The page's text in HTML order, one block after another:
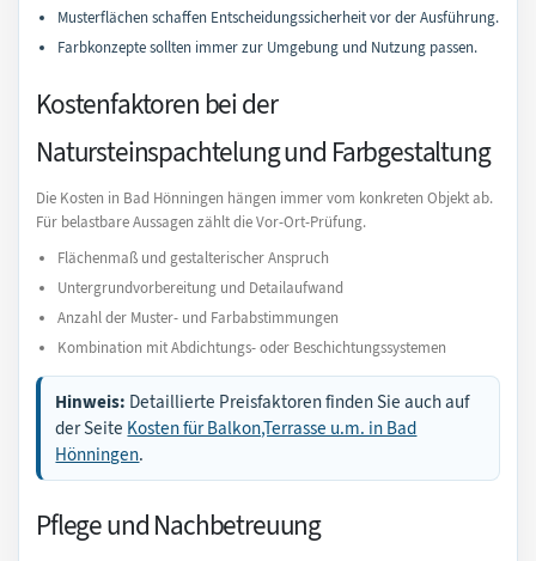
Musterflächen schaffen Entscheidungssicherheit vor der Ausführung.
Farbkonzepte sollten immer zur Umgebung und Nutzung passen.
Kostenfaktoren bei der
Natursteinspachtelung und Farbgestaltung
Die Kosten in Bad Hönningen hängen immer vom konkreten Objekt ab.
Für belastbare Aussagen zählt die Vor-Ort-Prüfung.
Flächenmaß und gestalterischer Anspruch
Untergrundvorbereitung und Detailaufwand
Anzahl der Muster- und Farbabstimmungen
Kombination mit Abdichtungs- oder Beschichtungssystemen
Hinweis: Detaillierte Preisfaktoren finden Sie auch auf
der Seite Kosten für Balkon,Terrasse u.m. in Bad
Hönningen.
Pflege und Nachbetreuung